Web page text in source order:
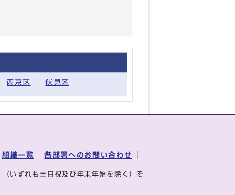
西京区 伏見区
組織一覧 各部署へのお問い合わせ
（いずれも土日祝及び年末年始を除く）そ